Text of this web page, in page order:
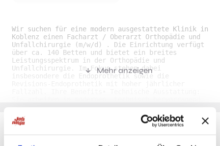
Wir suchen für eine modern ausgestattete Klinik in
Koblenz einen Facharzt / Oberarzt Orthopädie und
Unfallchirurgie (m/w/d) . Die Einrichtung verfügt
über ca. 140 Betten und bietet ein breites
Leistungsspektrum in der Orthopädie und
Unfallchirurgie. Im Fokus stehen dabei
insbesondere die Endoprothetik sowie die
ausgestatteten OP-Strukturen mit aktuell neu
erbauten Operationsbereichen. •
Gestaltungsspielraum: Freiraum für Eigeninitiative
Mehr anzeigen